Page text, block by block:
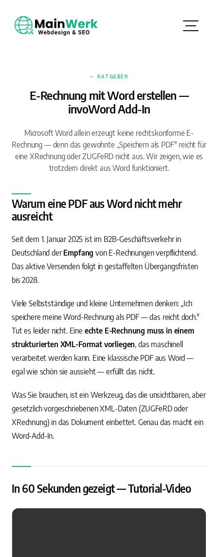
— RATGEBER
E-Rechnung mit Word erstellen —
invoWord Add-In
Microsoft Word allein erzeugt keine rechtskonforme E-
Rechnung — denn das gewohnte „Speichern als PDF" reicht für
eine XRechnung oder ZUGFeRD nicht aus. Wir zeigen, wie es
trotzdem direkt aus Word funktioniert.
Warum eine PDF aus Word nicht mehr
ausreicht
Seit dem 1. Januar 2025 ist im B2B-Geschäftsverkehr in
Deutschland derEmpfang von E-Rechnungen verpflichtend.
Das aktive Versenden folgt in gestaffelten Übergangsfristen
bis 2028.
Viele Selbstständige und kleine Unternehmen denken: „Ich
speichere meine Word-Rechnung als PDF — das reicht doch."
Tut es leider nicht. Eine echte E-Rechnung muss in einem
strukturierten XML-Format vorliegen, das maschinell
verarbeitet werden kann. Eine klassische PDF aus Word —
egal wie schön sie aussieht — erfüllt das nicht.
Was Sie brauchen, ist ein Werkzeug, das die unsichtbaren, aber
gesetzlich vorgeschriebenen XML-Daten (ZUGFeRD oder
XRechnung) in das Dokument einbettet. Genau das macht ein
Word-Add-In.
In 60 Sekunden gezeigt — Tutorial-Video